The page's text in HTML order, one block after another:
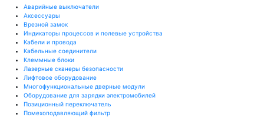
Аварийные выключатели
Аксессуары
Врезной замок
Индикаторы процессов и полевые устройства
Кабели и провода
Кабельные соединители
Клеммные блоки
Лазерные сканеры безопасности
Лифтовое оборудование
Многофункциональные дверные модули
Оборудование для зарядки электромобилей
Позиционный переключатель
Помехоподавляющий фильтр